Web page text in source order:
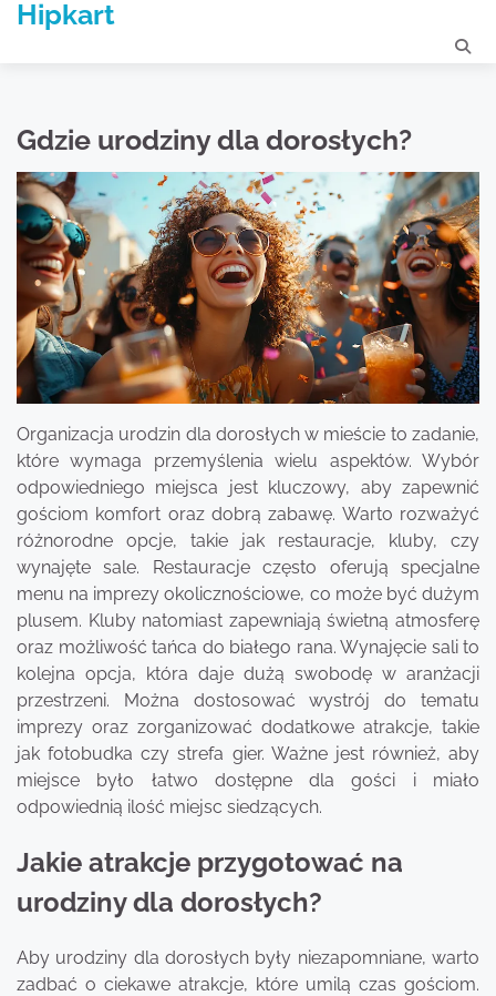
SkipHipkart
Gdzie urodziny dla dorosłych?
Organizacja urodzin dla dorosłych w mieście to zadanie,
które wymaga przemyślenia wielu aspektów. Wybór
odpowiedniego miejsca jest kluczowy, aby zapewnić
gościom komfort oraz dobrą zabawę. Warto rozważyć
różnorodne opcje, takie jak restauracje, kluby, czy
wynajęte sale. Restauracje często oferują specjalne
menu na imprezy okolicznościowe, co może być dużym
plusem. Kluby natomiast zapewniają świetną atmosferę
oraz możliwość tańca do białego rana. Wynajęcie sali to
kolejna opcja, która daje dużą swobodę w aranżacji
przestrzeni. Można dostosować wystrój do tematu
imprezy oraz zorganizować dodatkowe atrakcje, takie
jak fotobudka czy strefa gier. Ważne jest również, aby
miejsce było łatwo dostępne dla gości i miało
odpowiednią ilość miejsc siedzących.
Jakie atrakcje przygotować na
urodziny dla dorosłych?
Aby urodziny dla dorosłych były niezapomniane, warto
zadbać o ciekawe atrakcje, które umilą czas gościom.